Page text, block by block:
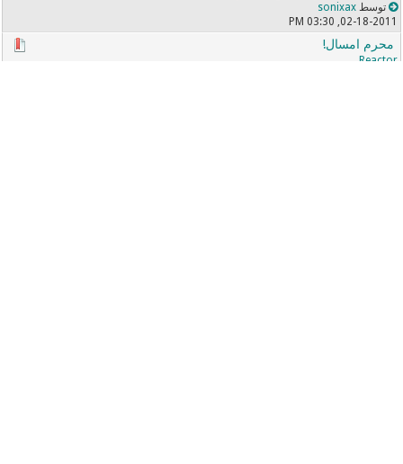
توسطsonixax
02-18-2011, 03:30 PM
محرم امسال!
Reactor